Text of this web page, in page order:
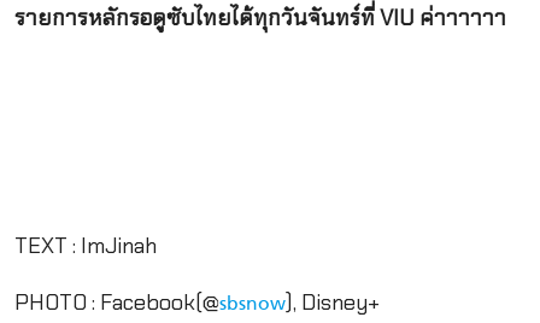
รายการหลักรอดูซับไทยได้ทุกวันจันทร์ที่ VIU ค่าาาาาา
TEXT : ImJinah
PHOTO : Facebook(@sbsnow), Disney+